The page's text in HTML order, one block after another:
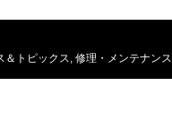
＆トピックス, 修理・メンテナンス